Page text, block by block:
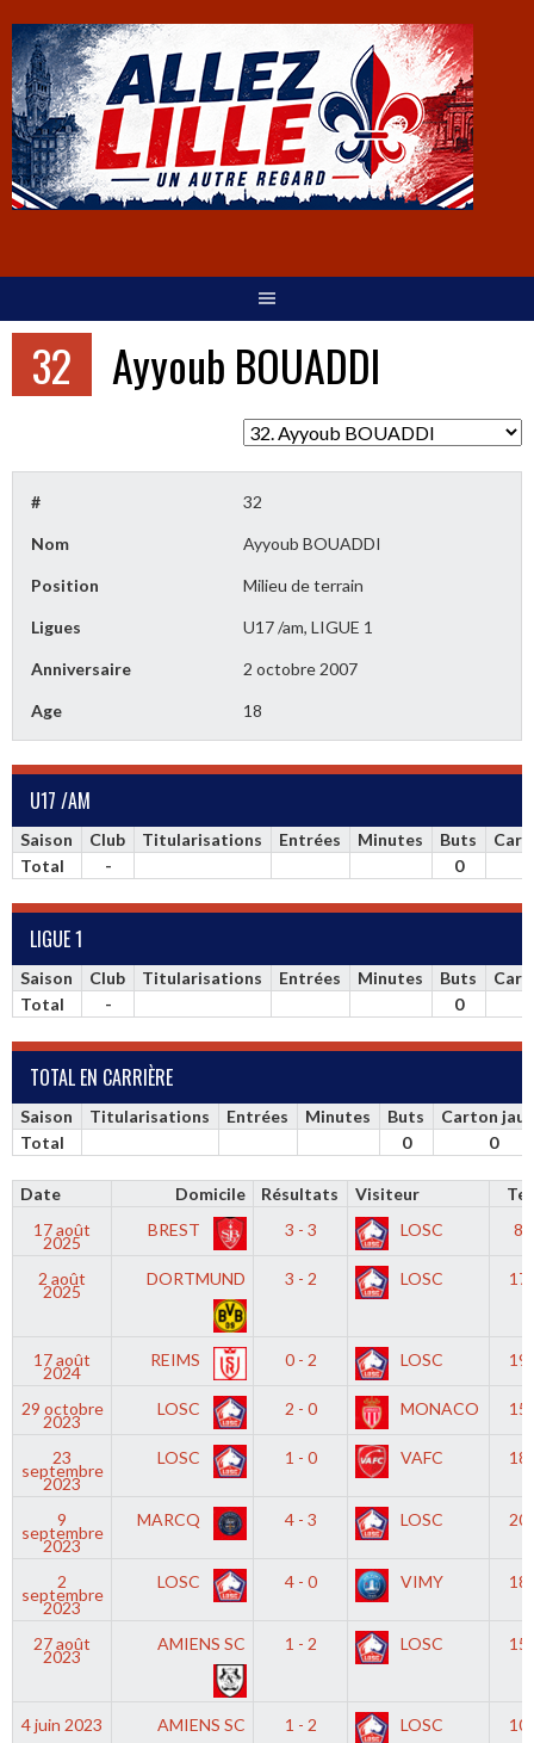
32 Ayyoub BOUADDI
# 32
Nom Ayyoub BOUADDI
Position Milieu de terrain
Ligues U17 /am, LIGUE 1
Anniversaire 2 octobre 2007
Age 18
U17 /AM
Saison Club Titularisations Entrées Minutes Buts
Total
- 0
LIGUE 1
Saison Club Titularisations Entrées Minutes Buts
Total
- 0
TOTAL EN CARRIÈRE
Saison Titularisations Entrées Minutes Buts
Carton
Total
0 0
Date Domicile Résultats Visiteur
17 août
2025
BREST 3 - 3 LOSC
2 août
2025
DORTMUND 3 - 2 LOSC
17 août
2024
REIMS 0 - 2 LOSC
29 octobre
2023
LOSC 2 - 0 MONACO
23
septembre
2023
LOSC 1 - 0 VAFC
9
septembre
2023
MARCQ 4 - 3 LOSC
2
septembre
2023
LOSC 4 - 0 VIMY
27 août
2023
AMIENS SC 1 - 2 LOSC
4 juin 2023 AMIENS SC 1 - 2 LOSC